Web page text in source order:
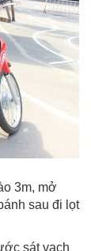
3m, mở
sau đi lọt
sát vạch